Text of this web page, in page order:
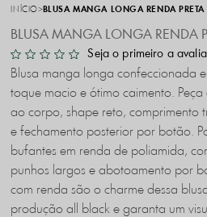
INÍCIO BLUSA MANGA LONGA RENDA PRETA
BLUSA MANGA LONGA RENDA
Seja o primeiro a
Blusa manga longa confeccionada
toque macio e ótimo caimento.
ao corpo, shape reto, comprimento
e fechamento posterior por botão.
bufantes em renda de poliamida,
punhos largos e abotoamento por
com renda são o charme dessa
produção all black e garanta um